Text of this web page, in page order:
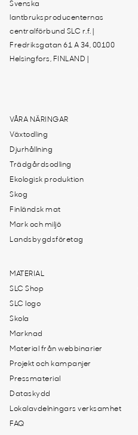
Svenska
lantbruksproducenternas
centralförbund SLC r.f. |
Fredriksgatan 61 A 34, 00100
Helsingfors, FINLAND |
VÅRA NÄRINGAR
Växtodling
Djurhållning
Trädgårdsodling
Ekologisk produktion
Skog
Finländsk mat
Mark och miljö
Landsbygdsföretag
MATERIAL
SLC Shop
SLC logo
Skola
Marknad
Material från webbinarier
Projekt och kampanjer
Pressmaterial
Dataskydd
Lokalavdelningars verksamhet
FAQ